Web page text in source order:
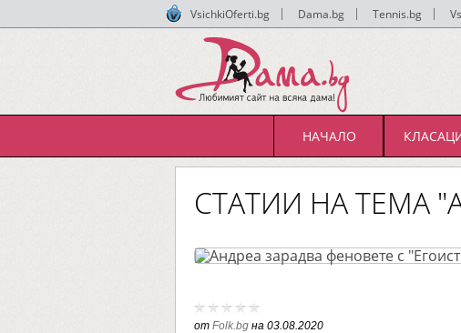
VsichkiOferti.bg Dama.bg Tennis.bg
НАЧАЛО
СТАТИИ НА ТЕМА
от Folk.bg на 03.08.2020